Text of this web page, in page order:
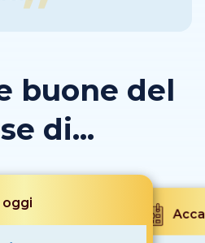
buone del
di...